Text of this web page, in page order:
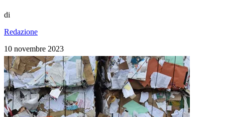
di
Redazione
10 novembre 2023